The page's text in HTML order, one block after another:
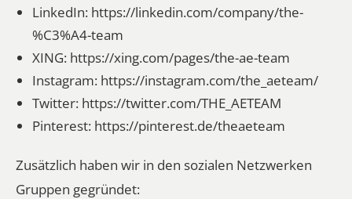
LinkedIn: https://linkedin.com/company/the-
%C3%A4-team
XING: https://xing.com/pages/the-ae-team
Instagram: https://instagram.com/the_aeteam/
Twitter: https://twitter.com/THE_AETEAM
Pinterest: https://pinterest.de/theaeteam
Zusätzlich haben wir in den sozialen Netzwerken
Gruppen gegründet: